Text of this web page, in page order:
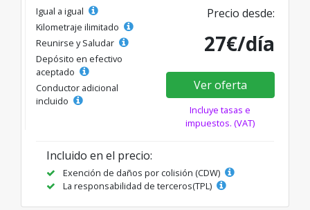
Igual a igual
Kilometraje ilimitado
Reunirse y Saludar
Depósito en efectivo
aceptado
Conductor adicional
incluido
Precio desde:
27€/día
Ver oferta
Incluye tasas e
impuestos. (VAT)
Incluido en el precio:
Exención de daños por colisión (CDW)
La responsabilidad de terceros(TPL)